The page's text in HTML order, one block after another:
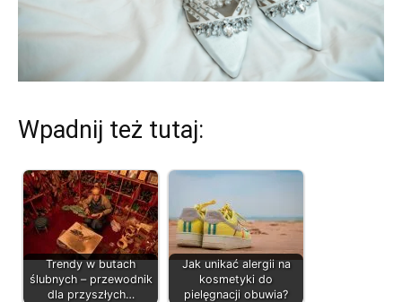
Wpadnij też tutaj:
Trendy w butach
ślubnych – przewodnik
dla przyszłych…
Jak unikać alergii na
kosmetyki do
pielęgnacji obuwia?